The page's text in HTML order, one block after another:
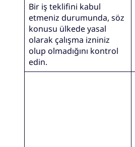
Bir iş teklifini kabul
etmeniz durumunda, söz
konusu ülkede yasal
olarak çalışma izniniz
olup olmadığını kontrol
edin.